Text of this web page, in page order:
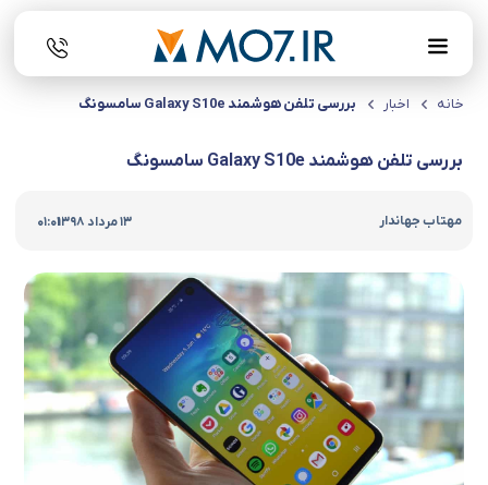
خانه اخبار بررسی تلفن هوشمند Galaxy S10e سامسونگ
بررسی تلفن هوشمند Galaxy S10e سامسونگ
مهتاب جهاندار 13 مرداد 1398 |
01:01